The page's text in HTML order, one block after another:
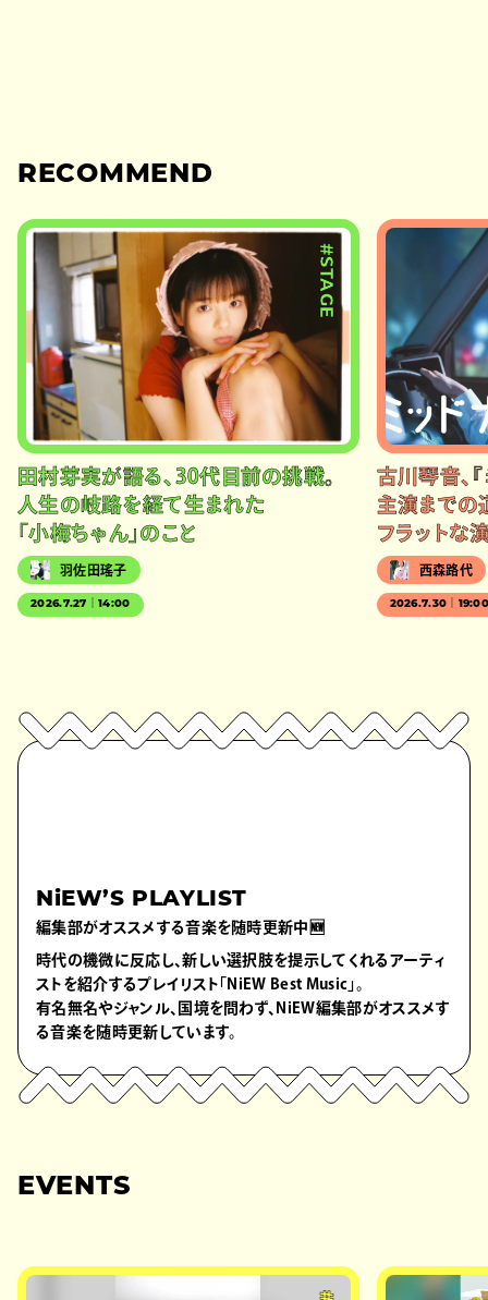
RECOMMEND
#STAGE
田村芽実が語る、30代目前の挑戦。
人生の岐路を経て生まれた
「小梅ちゃん」のこと
羽佐田瑤子
2026.7.27｜14:00
古川琴音、
主演までの
フラットな
西森路代
2026.7.30｜
NiEW’S PLAYLIST
編集部がオススメする音楽を随時更新中🆕
時代の機微に反応し、新しい選択肢を提示してくれるアーティ
ストを紹介するプレイリスト「NiEW Best Music」。
有名無名やジャンル、国境を問わず、NiEW編集部がオススメす
る音楽を随時更新しています。
EVENTS